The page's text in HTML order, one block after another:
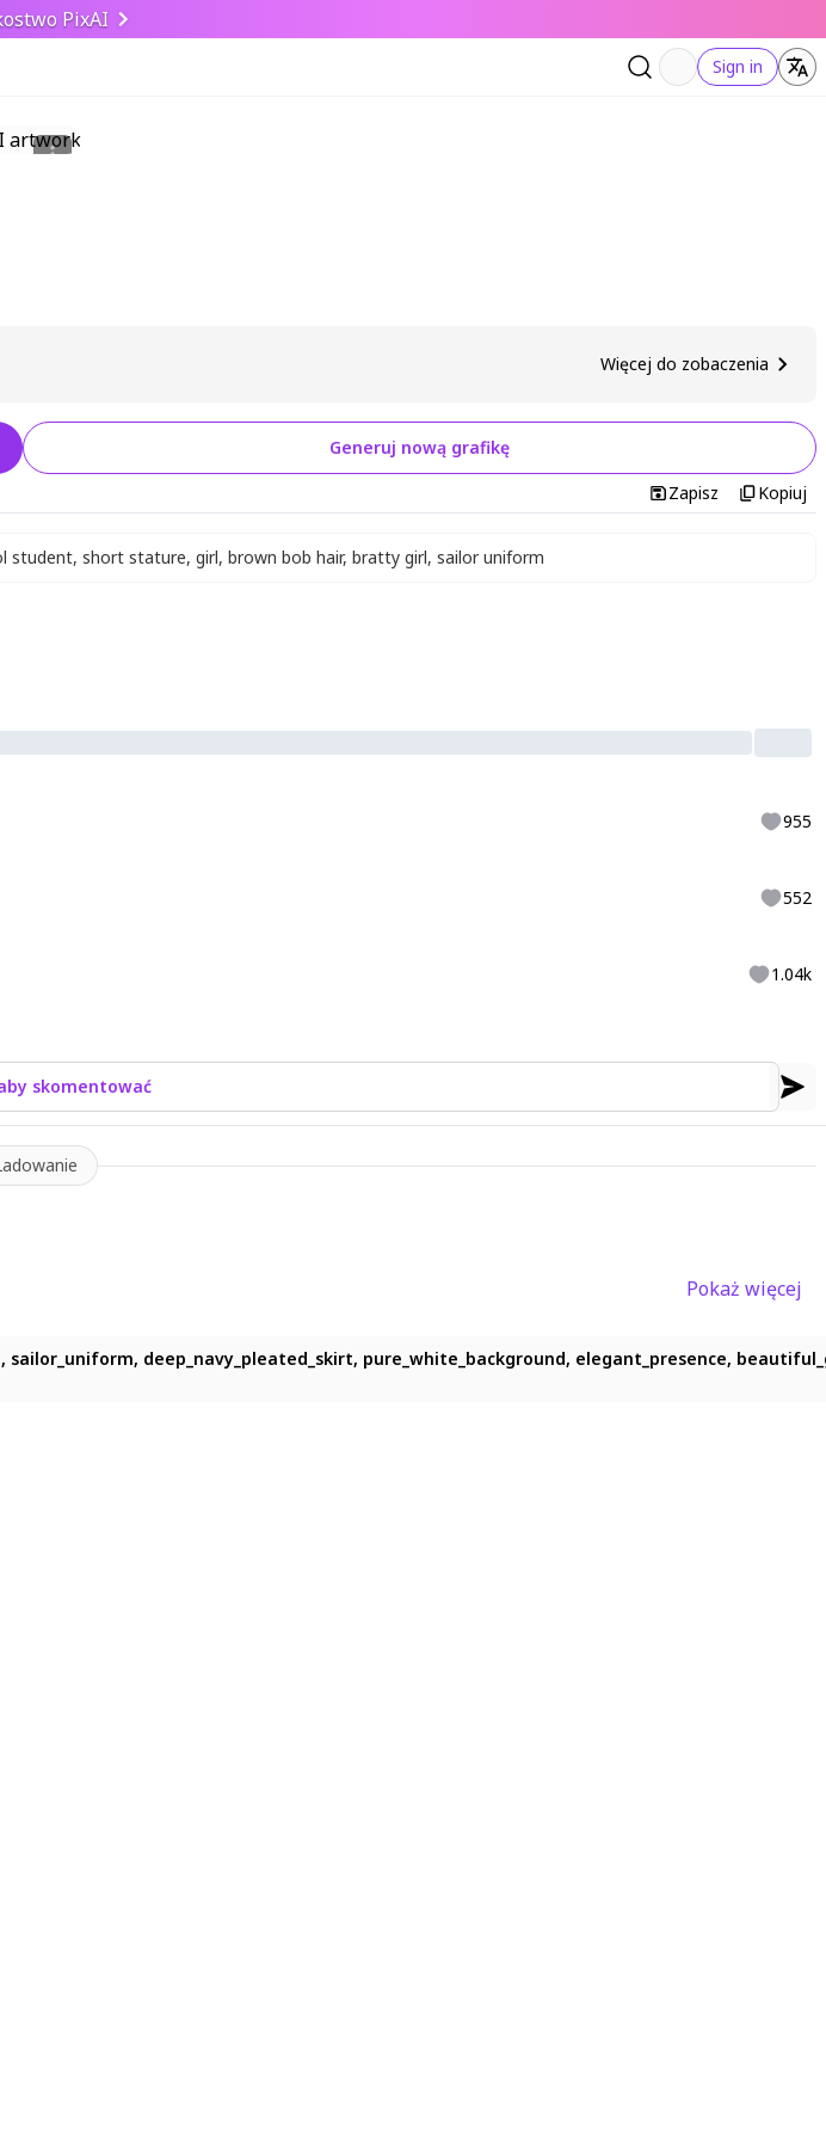
PixAI
Sign in
Więcej do zobaczenia
skomentować
Generuj nową grafikę
Zapisz Kopiuj
student, short stature, girl, brown bob hair, bratty girl, sailor uniform
955
552
1.04k
Pokaż więcej
deep_navy_pleated_skirt, pure_white_background, elegant_presence,